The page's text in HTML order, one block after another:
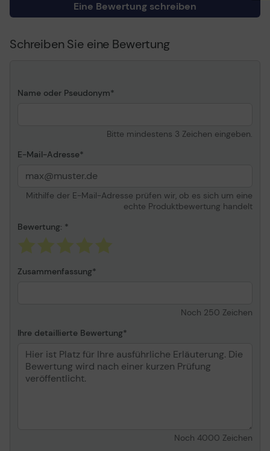
250 mm), A3 (297 x 420
mm), B4 (250 x 353 mm),
457 mm, SRA4 (225 x 320
Informationen zur Kompatibilität
Entwickelt für
OKI C911dn, 931, 931dn ¦
OKI ES 9431dn, 9541dn
Eine Bewertung schreiben
Schreiben Sie eine Bewertung
Name oder Pseudonym
Bitte mindestens 3 Zeichen eingeben.
E-Mail-Adresse
Mithilfe der E-Mail-Adresse prüfen wir, ob es sich um eine
echte Produktbewertung handelt
Bewertung:
Zusammenfassung
Noch 250 Zeichen
Ihre detaillierte Bewertung
Noch 4000 Zeichen